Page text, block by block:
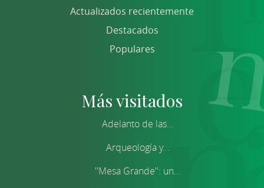
Actualizados recientemente
Destacados
Populares
Más visitados
Adelanto de las...
Arqueología y...
''Mesa Grande'': un...